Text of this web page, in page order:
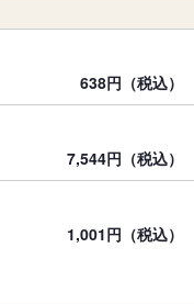
638円（税込）
7,544円（税込）
1,001円（税込）